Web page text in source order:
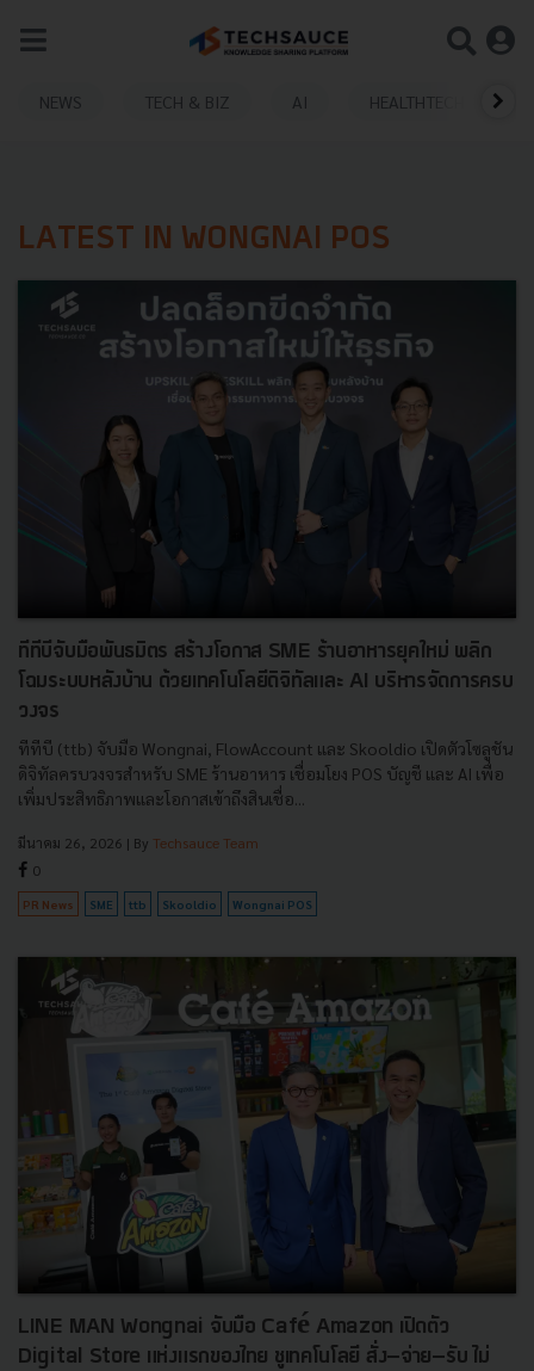
NEWS TECH & BIZ AI HEALTHTECH
LATEST IN WONGNAI POS
ทีทีบีจับมือพันธมิตร สร้างโอกาส SME ร้านอาหารยุคใหม่ พลิก
โฉมระบบหลังบ้าน ด้วยเทคโนโลยีดิจิทัลและ AI บริหารจัดการครบ
วงจร
ทีทีบี (ttb) จับมือ Wongnai, FlowAccount และ Skooldio เปิดตัวโซลูชัน
ดิจิทัลครบวงจรสำหรับ SME ร้านอาหาร เชื่อมโยง POS บัญชี และ AI เพื่อ
เพิ่มประสิทธิภาพและโอกาสเข้าถึงสินเชื่อ...
มีนาคม 26, 2026 | By Techsauce Team
0
PR News SME ttb Skooldio Wongnai POS
LINE MAN Wongnai จับมือ Café Amazon เปิดตัว
Digital Store แห่งแรกของไทย ชูเทคโนโลยี สั่ง–จ่าย–รับ ไม่